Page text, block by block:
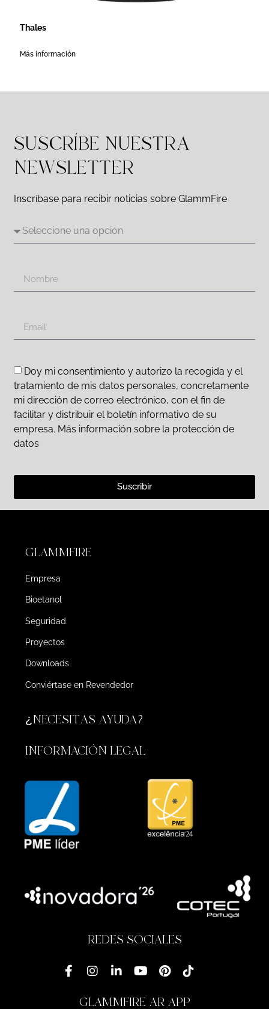
Thales
Más información
SUSCRÍBE NUESTRA
NEWSLETTER
Inscríbase para recibir noticias sobre GlammFire
Doy mi consentimiento y autorizo la recogida y el
tratamiento de mis datos personales, concretamente
mi dirección de correo electrónico, con el fin de
facilitar y distribuir el boletín informativo de su
empresa. Más información sobre la protección de
datos
Suscribir
GLAMMFIRE
Empresa
Bioetanol
Seguridad
Proyectos
Downloads
Conviértase en Revendedor
¿NECESITAS AYUDA?
INFORMACIÓN LEGAL
REDES SOCIALES
GLAMMFIRE AR APP